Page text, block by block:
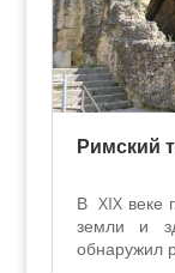
Римский
В XIX веке
земли и
обнаружил